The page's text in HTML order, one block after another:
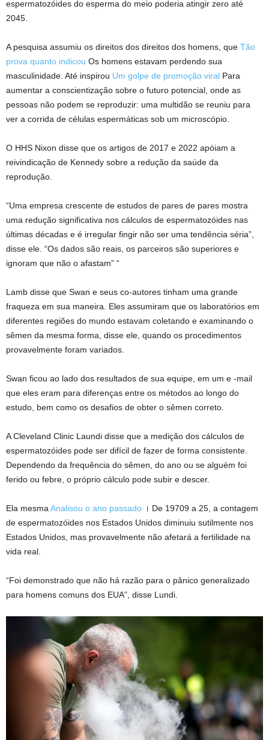
espermatozóides do esperma do meio poderia atingir zero até
2045.
A pesquisa assumiu os direitos dos direitos dos homens, que Tão
prova quanto indicou Os homens estavam perdendo sua
masculinidade. Até inspirou Um golpe de promoção viral Para
aumentar a conscientização sobre o futuro potencial, onde as
pessoas não podem se reproduzir: uma multidão se reuniu para
ver a corrida de células espermáticas sob um microscópio.
O HHS Nixon disse que os artigos de 2017 e 2022 apóiam a
reivindicação de Kennedy sobre a redução da saúde da
reprodução.
“Uma empresa crescente de estudos de pares de pares mostra
uma redução significativa nos cálculos de espermatozóides nas
últimas décadas e é irregular fingir não ser uma tendência séria”,
disse ele. “Os dados são reais, os parceiros são superiores e
ignoram que não o afastam” “
Lamb disse que Swan e seus co-autores tinham uma grande
fraqueza em sua maneira. Eles assumiram que os laboratórios em
diferentes regiões do mundo estavam coletando e examinando o
sêmen da mesma forma, disse ele, quando os procedimentos
provavelmente foram variados.
Swan ficou ao lado dos resultados de sua equipe, em um e -mail
que eles eram para diferenças entre os métodos ao longo do
estudo, bem como os desafios de obter o sêmen correto.
A Cleveland Clinic Laundi disse que a medição dos cálculos de
espermatozóides pode ser difícil de fazer de forma consistente.
Dependendo da frequência do sêmen, do ano ou se alguém foi
ferido ou febre, o próprio cálculo pode subir e descer.
Ela mesma Analisou o ano passado । De 19709 a 25, a contagem
de espermatozóides nos Estados Unidos diminuiu sutilmente nos
Estados Unidos, mas provavelmente não afetará a fertilidade na
vida real.
“Foi demonstrado que não há razão para o pânico generalizado
para homens comuns dos EUA”, disse Lundi.